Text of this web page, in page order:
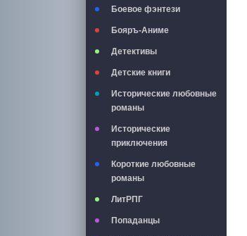
Боевое фэнтези
Бояръ-Аниме
Детективы
Детские книги
Исторические любовные
романы
Исторические
приключения
Короткие любовные
романы
ЛитРПГ
Попаданцы